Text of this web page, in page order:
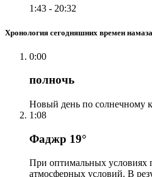
1:43 - 20:32
Хронология сегодняшних времен намаза
0:00
полночь
1:08
Фаджр 19°
При оптимальных условиях
атмосферных условий. В